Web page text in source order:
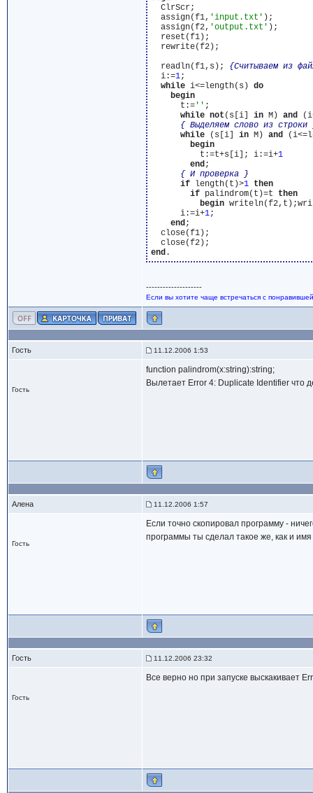
  ClrScr;
  assign(f1,
'input.txt' );
  assign(f2,
'output.txt' );
  reset(f1);
  rewrite(f2);
  readln(f1,s);
{Считываем из
  i:=
1;
while i<=length(s) do
begin
      t:=
'' ;
while not (s[i] in M) and
{ Выделяем слово из строки
while (s[i] in M) and
begin
          t:=t+s[i]; i:=i+
1
end;
{ И проверка }
if length(t)>1 then
if palindrom(t)=t then
begin
      i:=i+
1;
end;
  close(f1);
end
--------------------
Если вы хотите чаще встречаться с
Гость 11.12.2006 1:53
Гость
function palindrom(x:string):string;
Вылетает Error 4: Duplicate Identifier что
Алена 11.12.2006 1:57
Гость
Если точно скопировал программу -
программы ты сделал такое же, как и
Гость 11.12.2006 23:32
Гость
Все верно но при запуске выскакивает